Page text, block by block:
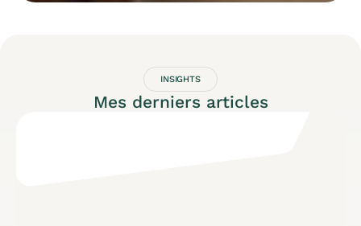
INSIGHTS
Mes derniers articles